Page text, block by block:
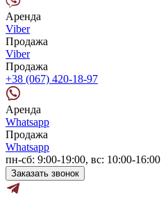
Аренда
Viber
Продажа
Viber
Продажа
+38 (067) 420-18-97
Аренда
Whatsapp
Продажа
Whatsapp
пн-сб: 9:00-19:00, вс: 10:00-16:00
Заказать звонок